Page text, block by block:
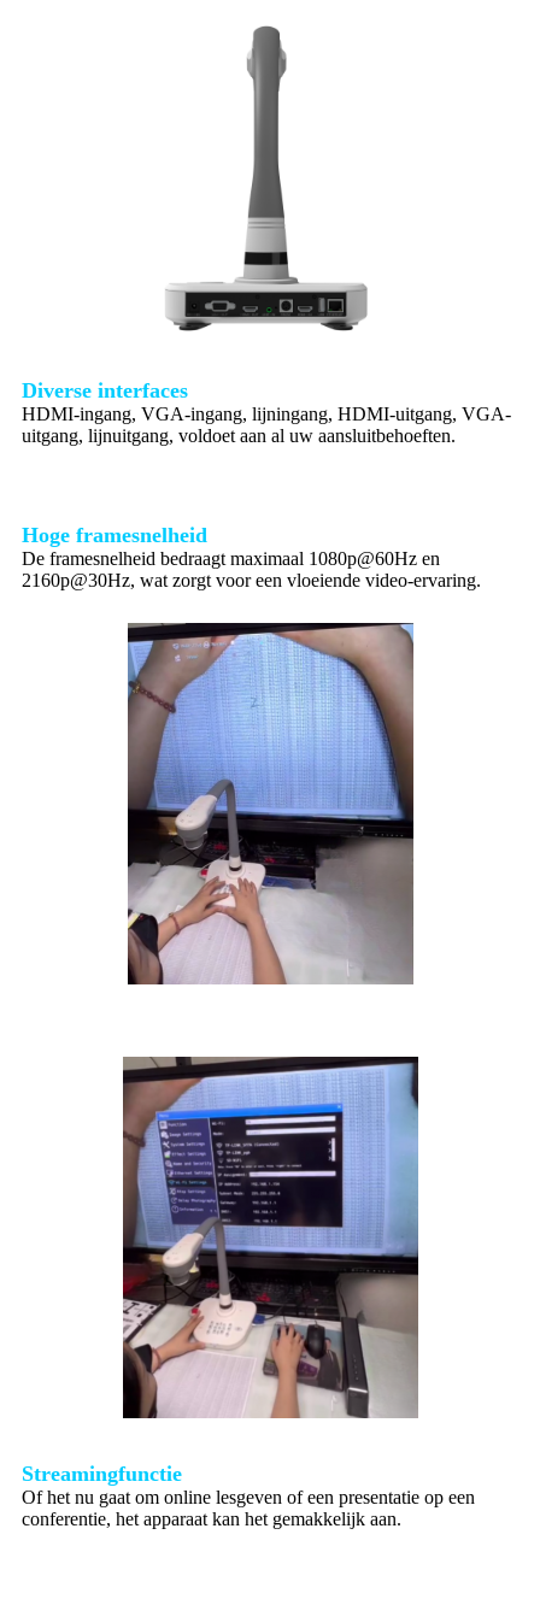
Diverse interfaces
HDMI-ingang, VGA-ingang, lijningang, HDMI-uitgang, VGA-
uitgang, lijnuitgang, voldoet aan al uw aansluitbehoeften.
Hoge framesnelheid
De framesnelheid bedraagt ​​maximaal 1080p@60Hz en
2160p@30Hz, wat zorgt voor een vloeiende video-ervaring.
Streamingfunctie
Of het nu gaat om online lesgeven of een presentatie op een
conferentie, het apparaat kan het gemakkelijk aan.